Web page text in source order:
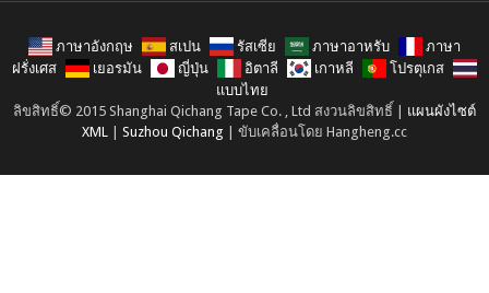
ภาษาอังกฤษ สเปน รัสเซีย ภาษาอาหรับ
ภาษา
ฝรั่งเศส
เยอรมัน ญี่ปุ่น อิตาลี เกาหลี
โปรตุเกส
แบบไทย
ลิขสิทธิ์© 2015 Shanghai Qichang Tape Co. , Ltd สงวนลิขสิทธิ์ | แผนผังไซต์
XML
Suzhou Qichang | ขับเคลื่อนโดย Hangheng.cc